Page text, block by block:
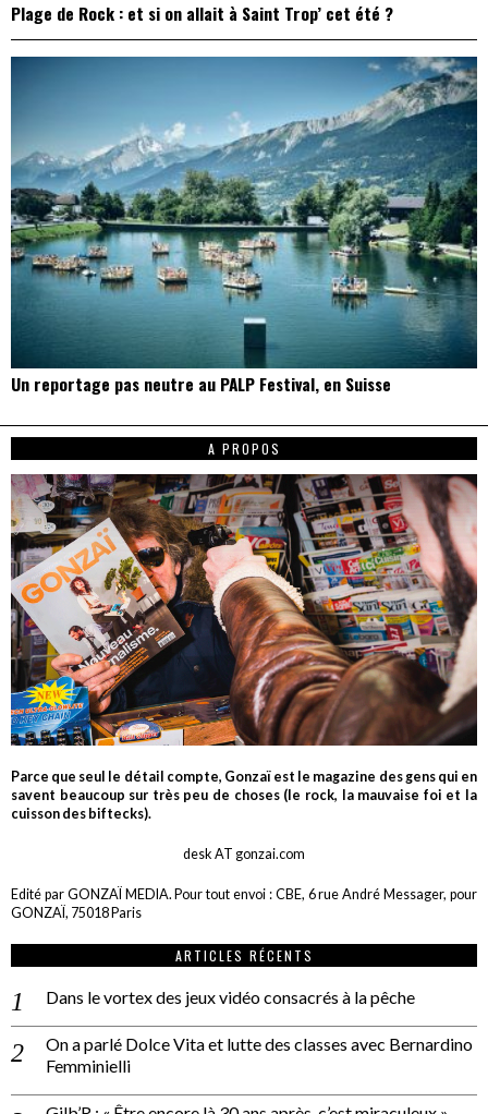
Plage de Rock : et si on allait à Saint Trop’ cet été ?
Un reportage pas neutre au PALP Festival, en Suisse
A PROPOS
Parce que seul le détail compte, Gonzaï est le magazine des gens qui en
savent beaucoup sur très peu de choses (le rock, la mauvaise foi et la
cuisson des biftecks).
desk AT gonzai.com
Edité par GONZAÏ MEDIA. Pour tout envoi : CBE, 6 rue André Messager, pour
GONZAÏ, 75018 Paris
ARTICLES RÉCENTS
Dans le vortex des jeux vidéo consacrés à la pêche
On a parlé Dolce Vita et lutte des classes avec Bernardino
Femminielli